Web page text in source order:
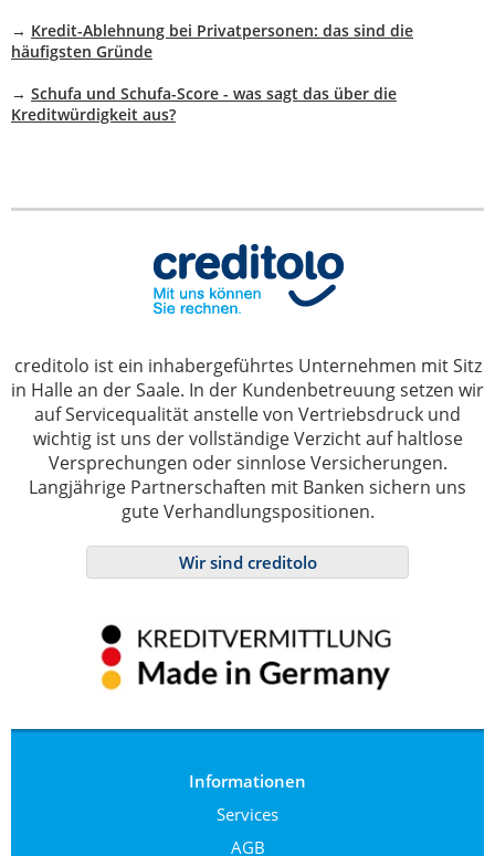
→ Kredit-Ablehnung bei Privatpersonen: das sind die
häufigsten Gründe
→ Schufa und Schufa-Score - was sagt das über die
Kreditwürdigkeit aus?
creditolo ist ein inhabergeführtes Unternehmen mit Sitz
in Halle an der Saale. In der Kundenbetreuung setzen wir
auf Servicequalität anstelle von Vertriebsdruck und
wichtig ist uns der vollständige Verzicht auf haltlose
Versprechungen oder sinnlose Versicherungen.
Langjährige Partnerschaften mit Banken sichern uns
gute Verhandlungspositionen.
Wir sind creditolo
Informationen
Services
AGB